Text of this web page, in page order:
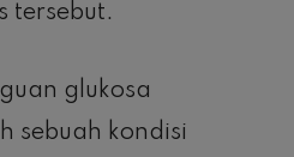
tersebut.
glukosa
sebuah kondisi